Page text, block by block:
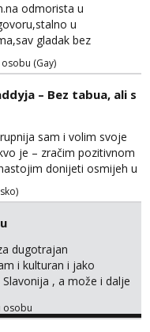
odmorista u
u
gladak bez
po dog
(Gay)
– Bez tabua, ali s
sam i volim svoje
je – zračim pozitivnom
donijeti osmijeh u
galantnu osobu za
uzajamno korisno
obećanja i s puno
niti želim biti –
već odnos temeljen
povjerenju i
dugotrajan
i kulturan i jako
, a može i dalje
se našle u mom oglasu.
osobu